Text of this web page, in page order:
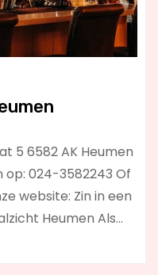
5 6582 AK Heumen
op: 024-3582243 Of
website: Zin in een
Heumen Als…